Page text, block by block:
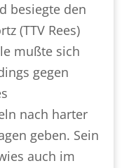
besiegte den
(TTV Rees)
mußte sich
gegen
nach harter
geben. Sein
auch im